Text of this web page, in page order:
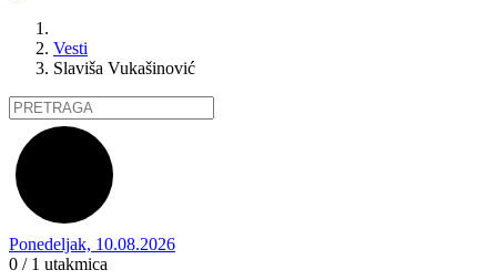
Vesti
Slaviša Vukašinović
Ponedeljak, 10.08.2026
0 / 1 utakmica